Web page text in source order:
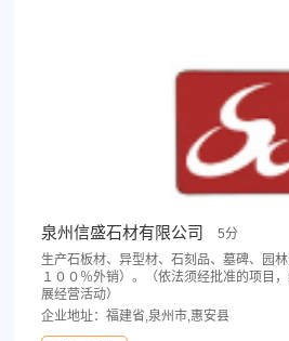
泉州信盛石材有限公司
5分
生产石板材、异型材、石刻品、墓碑、园
１００％外销）。（依法须经批准的项目
展经营活动）
企业地址：福建省,泉州市,惠安县